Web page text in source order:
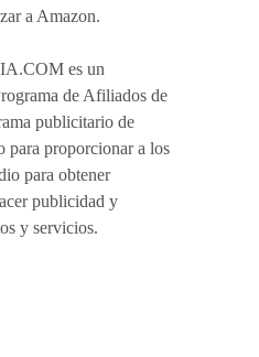
a Amazon.
es un
de Afiliados de
publicitario de
para proporcionar a los
para obtener
publicidad y
y servicios.